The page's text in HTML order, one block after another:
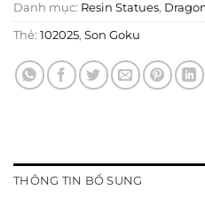
Danh mục: Resin Statues,
Thẻ: 102025, Son Goku
THÔNG TIN BỔ SUNG